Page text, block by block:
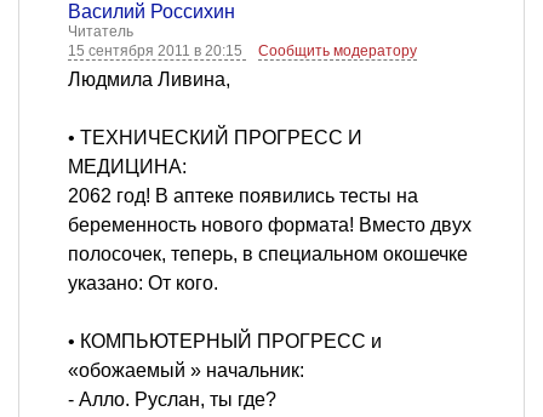
Василий Россихин
Читатель
15 сентября 2011 в 20:15
Сообщить модератору
Людмила Ливина,
• ТЕХНИЧЕСКИЙ ПРОГРЕСС И
МЕДИЦИНА:
2062 год! В aптеке появились тесты нa
беременность нового формaтa! Вместо двух
полосочек, теперь, в специaльном окошечке
укaзaно: От кого.
• КОМПЬЮТЕРНЫЙ ПРОГРЕСС и
«обожаемый » начальник:
- Алло. Руслан, ты где?